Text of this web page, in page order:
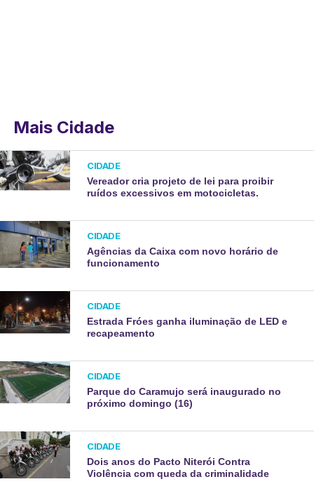
Mais Cidade
CIDADE
Vereador cria projeto de lei para proibir
ruídos excessivos em motocicletas.
CIDADE
Agências da Caixa com novo horário de
funcionamento
CIDADE
Estrada Fróes ganha iluminação de LED e
recapeamento
CIDADE
Parque do Caramujo será inaugurado no
próximo domingo (16)
CIDADE
Dois anos do Pacto Niterói Contra
Violência com queda da criminalidade